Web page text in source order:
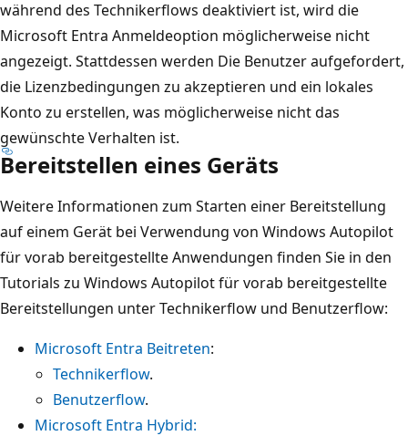
während des Technikerflows deaktiviert ist, wird die
Microsoft Entra Anmeldeoption möglicherweise nicht
angezeigt. Stattdessen werden Die Benutzer aufgefordert,
die Lizenzbedingungen zu akzeptieren und ein lokales
Konto zu erstellen, was möglicherweise nicht das
gewünschte Verhalten ist.
Bereitstellen eines Geräts
Weitere Informationen zum Starten einer Bereitstellung
auf einem Gerät bei Verwendung von Windows Autopilot
für vorab bereitgestellte Anwendungen finden Sie in den
Tutorials zu Windows Autopilot für vorab bereitgestellte
Bereitstellungen unter Technikerflow und Benutzerflow:
Microsoft Entra Beitreten:
Technikerflow.
Benutzerflow.
Microsoft Entra Hybrid: